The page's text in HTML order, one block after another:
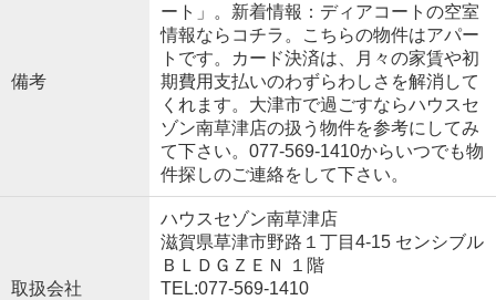
備考
ート」。新着情報：ディアコートの空室
情報ならコチラ。こちらの物件はアパー
トです。カード決済は、月々の家賃や初
期費用支払いのわずらわしさを解消して
くれます。大津市で過ごすならハウスセ
ゾン南草津店の扱う物件を参考にしてみ
て下さい。077-569-1410からいつでも物
件探しのご連絡をして下さい。
取扱会社
ハウスセゾン南草津店
滋賀県草津市野路１丁目4-15 センシブル
ＢＬＤＧＺＥＮ １階
TEL:077-569-1410